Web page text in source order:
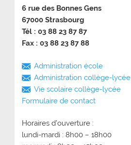
6 rue des Bonnes Gens
67000 Strasbourg
Tél : 03 88 23 87 87
Fax : 03 88 23 87 88
Administration école
Administration collège-lycée
Vie scolaire collège-lycée
Formulaire de contact
Horaires d’ouverture :
lundi-mardi : 8h00 – 18h00